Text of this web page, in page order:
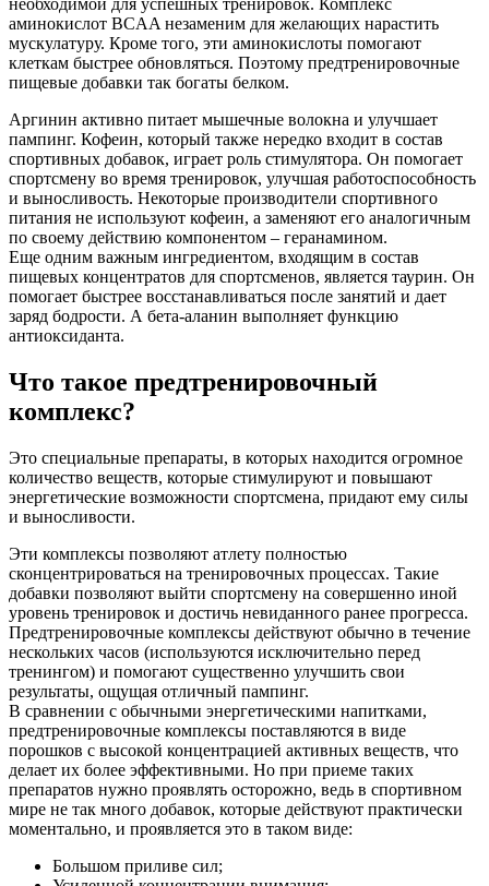
необходимой для успешных тренировок. Комплекс
аминокислот BCAA незаменим для желающих нарастить
мускулатуру. Кроме того, эти аминокислоты помогают
клеткам быстрее обновляться. Поэтому предтренировочные
пищевые добавки так богаты белком.
Аргинин активно питает мышечные волокна и улучшает
пампинг. Кофеин, который также нередко входит в состав
спортивных добавок, играет роль стимулятора. Он помогает
спортсмену во время тренировок, улучшая работоспособность
и выносливость. Некоторые производители спортивного
питания не используют кофеин, а заменяют его аналогичным
по своему действию компонентом – геранамином.
Еще одним важным ингредиентом, входящим в состав
пищевых концентратов для спортсменов, является таурин. Он
помогает быстрее восстанавливаться после занятий и дает
заряд бодрости. А бета-аланин выполняет функцию
антиоксиданта.
Что такое предтренировочный
комплекс?
Это специальные препараты, в которых находится огромное
количество веществ, которые стимулируют и повышают
энергетические возможности спортсмена, придают ему силы
и выносливости.
Эти комплексы позволяют атлету полностью
сконцентрироваться на тренировочных процессах. Такие
добавки позволяют выйти спортсмену на совершенно иной
уровень тренировок и достичь невиданного ранее прогресса.
Предтренировочные комплексы действуют обычно в течение
нескольких часов (используются исключительно перед
тренингом) и помогают существенно улучшить свои
результаты, ощущая отличный пампинг.
В сравнении с обычными энергетическими напитками,
предтренировочные комплексы поставляются в виде
порошков с высокой концентрацией активных веществ, что
делает их более эффективными. Но при приеме таких
препаратов нужно проявлять осторожно, ведь в спортивном
мире не так много добавок, которые действуют практически
моментально, и проявляется это в таком виде:
Большом приливе сил;